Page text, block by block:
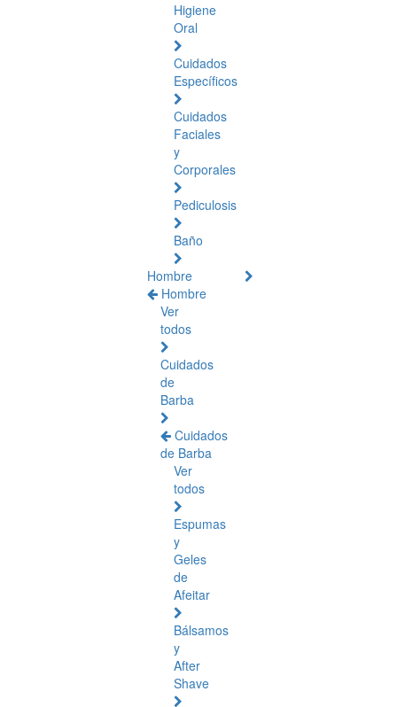
Higiene
Oral
Cuidados
Específicos
Cuidados
Faciales
y
Corporales
Pediculosis
Baño
Hombre
Hombre
Ver
todos
Cuidados
de
Barba
Cuidados
de Barba
Ver
todos
Espumas
y
Geles
de
Afeitar
Bálsamos
y
After
Shave